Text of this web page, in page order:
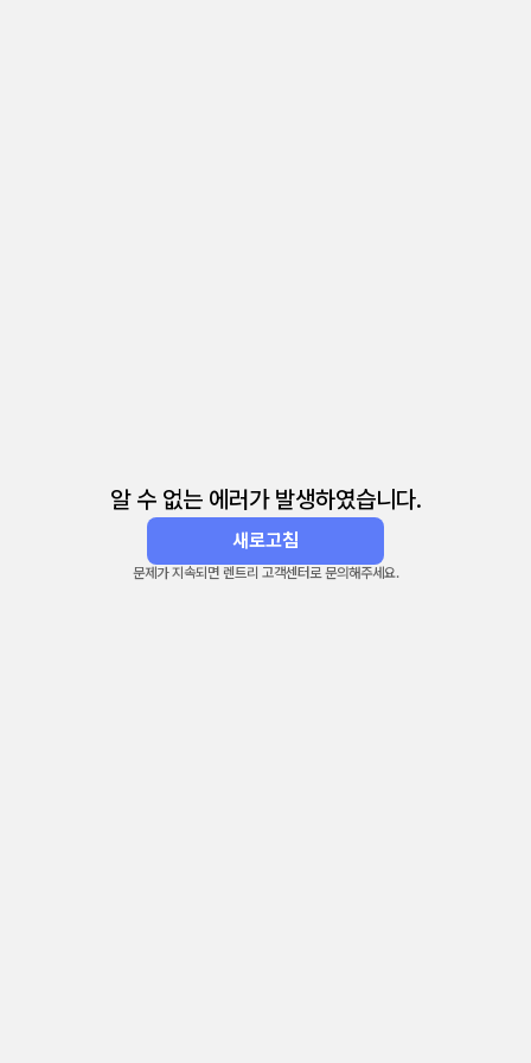
알 수 없는 에러가 발생하였습니다.
새로고침
문제가 지속되면 렌트리 고객센터로 문의해주세요.